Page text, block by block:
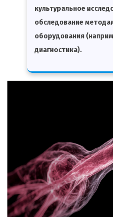
культуральное
обследование
оборудования
диагностика).